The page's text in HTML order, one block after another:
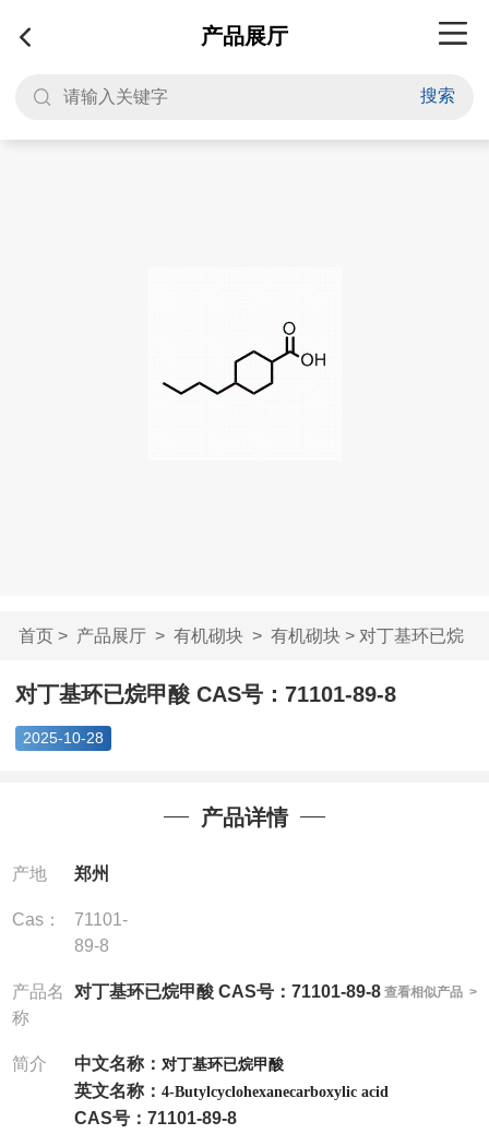
产品展厅
搜索
首页> 产品展厅> 有机砌块> 有机砌块> 对丁基环已烷
甲酸 CAS号：7110...
对丁基环已烷甲酸 CAS号：71101-89-8
2025-10-28
产品详情
产地 郑州
Cas：
71101-
89-8
产品名
称
对丁基环已烷甲酸 CAS号：71101-89-8 查看相似产品 >
简介 中文名称： 对丁基环已烷甲酸
英文名称： 4-Butylcyclohexanecarboxylic acid
CAS号： 71101-89-8